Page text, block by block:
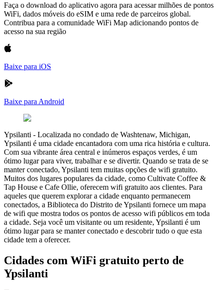
Faça o download do aplicativo agora para acessar milhões de pontos
WiFi, dados móveis do eSIM e uma rede de parceiros global.
Contribua para a comunidade WiFi Map adicionando pontos de
acesso na sua região
Baixe para iOS
Baixe para Android
Ypsilanti - Localizada no condado de Washtenaw, Michigan,
Ypsilanti é uma cidade encantadora com uma rica história e cultura.
Com sua vibrante área central e inúmeros espaços verdes, é um
ótimo lugar para viver, trabalhar e se divertir. Quando se trata de se
manter conectado, Ypsilanti tem muitas opções de wifi gratuito.
Muitos dos lugares populares da cidade, como Cultivate Coffee &
Tap House e Cafe Ollie, oferecem wifi gratuito aos clientes. Para
aqueles que querem explorar a cidade enquanto permanecem
conectados, a Biblioteca do Distrito de Ypsilanti fornece um mapa
de wifi que mostra todos os pontos de acesso wifi públicos em toda
a cidade. Seja você um visitante ou um residente, Ypsilanti é um
ótimo lugar para se manter conectado e descobrir tudo o que esta
cidade tem a oferecer.
Cidades com WiFi gratuito perto de
Ypsilanti